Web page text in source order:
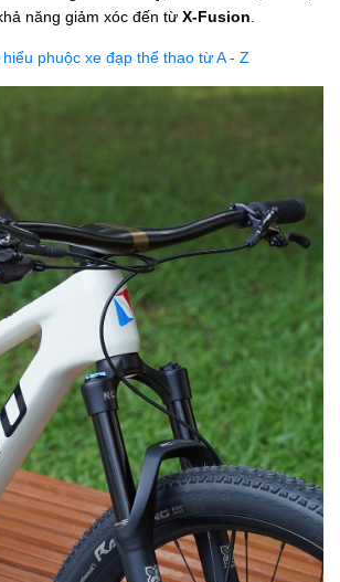
năng giảm xóc đến từ X-Fusion.
phuộc xe đạp thể thao từ A - Z